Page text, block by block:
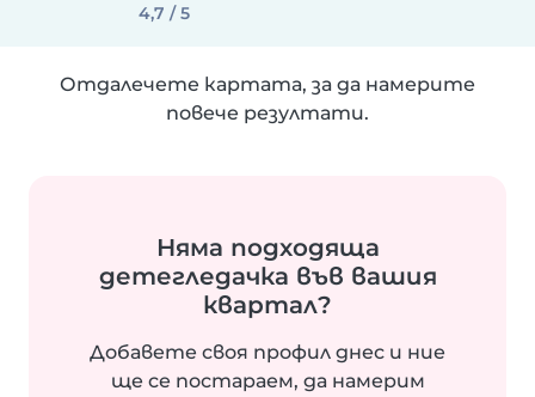
4,7 / 5
Отдалечете картата, за да намерите
повече резултати.
Няма подходяща
детегледачка във вашия
квартал?
Добавете своя профил днес и ние
ще се постараем, да намерим